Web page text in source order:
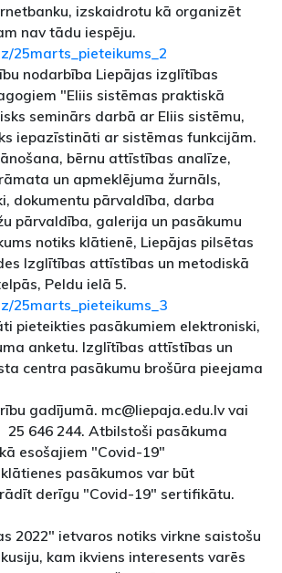
izskaidrotu kā organizēt
nav tādu iespēju.
25marts_pieteikums_2
nodarbība Liepājas izglītības
"Eliis sistēmas praktiskā
seminārs darbā ar Eliis sistēmu,
iepazīstināti ar sistēmas funkcijām.
bērnu attīstības analīze,
un apmeklējuma žurnāls,
dokumentu pārvaldība, darba
pārvaldība, galerija un pasākumu
notiks klātienē, Liepājas pilsētas
Izglītības attīstības un metodiskā
Peldu ielā 5.
25marts_pieteikums_3
pieteikties pasākumiem elektroniski,
anketu. Izglītības attīstības un
centra pasākumu brošūra pieejama
gadījumā. mc@liepaja.edu.lv vai
646 244. Atbilstoši pasākuma
esošajiem "Covid-19"
pasākumos var būt
derīgu "Covid-19" sertifikātu.
2022" ietvaros notiks virkne saistošu
kam ikviens interesents varēs